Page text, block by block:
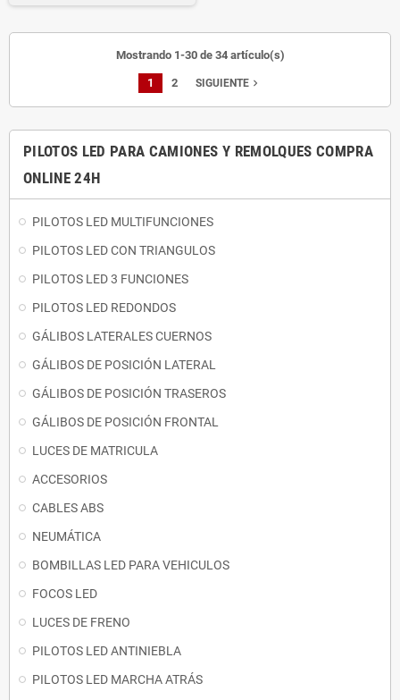
PILOTOS LED PARA CAMIONES Y REMOLQUES COMPRA
ONLINE 24H
PILOTOS LED MULTIFUNCIONES
PILOTOS LED CON TRIANGULOS
PILOTOS LED 3 FUNCIONES
PILOTOS LED REDONDOS
GÁLIBOS LATERALES CUERNOS
GÁLIBOS DE POSICIÓN LATERAL
GÁLIBOS DE POSICIÓN TRASEROS
GÁLIBOS DE POSICIÓN FRONTAL
LUCES DE MATRICULA
ACCESORIOS
CABLES ABS
NEUMÁTICA
BOMBILLAS LED PARA VEHICULOS
FOCOS LED
LUCES DE FRENO
PILOTOS LED ANTINIEBLA
PILOTOS LED MARCHA ATRÁS
Mostrando 1-30 de 34 artículo(s)
1 2 SIGUIENTE navigate_next